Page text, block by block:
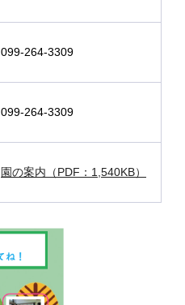
099-264-3309
099-264-3309
園の案内（PDF：1,540KB）